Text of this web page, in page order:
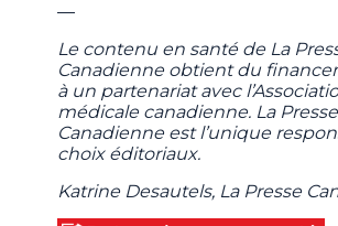
—
Le contenu en santé de La
Canadienne obtient du
à un partenariat avec
médicale canadienne. La Presse
Canadienne est l’unique
choix éditoriaux.
Katrine Desautels, La Presse